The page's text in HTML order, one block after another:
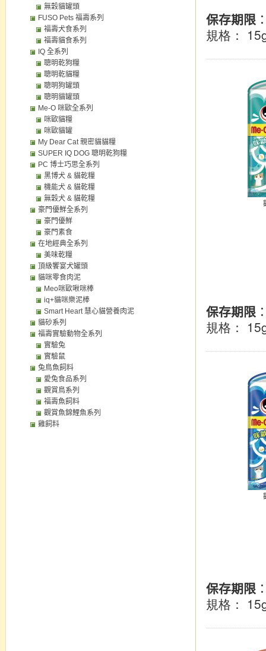
保存期限
規格 ：
保存期限
規格 ：
保存期限
規格 ：
無穀貓罐頭
FUSO Pets 福壽系列
福壽犬食系列
福壽貓食系列
IQ 全系列
聰明乾狗糧
聰明乾貓糧
聰明狗罐頭
聰明貓罐頭
Me-O 咪歐全系列
咪歐貓糧
咪歐貓罐
My Dear Cat 親密貓貓糧
SUPER IQ DOG 聰明乾狗糧
PC 博士巧思全系列
黑博犬 & 貓乾糧
機能犬 & 貓乾糧
無穀犬 & 貓乾糧
豪門優鮮全系列
豪門優鮮
豪門素食
在地經典全系列
美味乾糧
頂級饗宴犬罐頭
貓咪零食肉泥
Meo咪歐啾咪棒
iq+貓咪樂泥棒
Smart Heart 慧心貓營養肉泥
貓砂系列
福壽實驗動物全系列
實驗兔
實驗鼠
兔鳥魚飼料
愛兔食品系列
觀賞鳥系列
福壽魚飼料
觀賞魚錦鯉魚系列
雞飼料